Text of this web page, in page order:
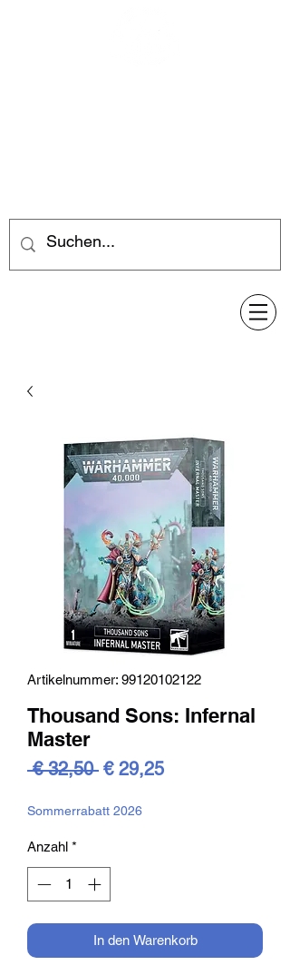
Artikelnummer: 99120102122
Thousand Sons: Infernal
Master
€ 32,50 Standardpreis
€ 29,25Sale-
Sommerrabatt 2026
Anzahl *
In den Warenkorb